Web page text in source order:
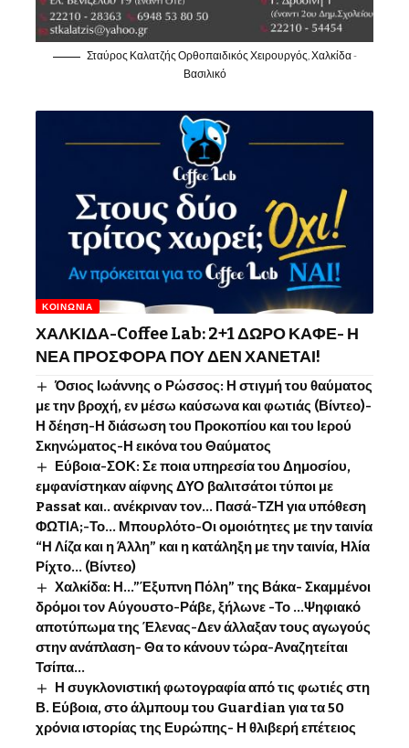
Σταύρος Καλατζής Ορθοπαιδικός Χειρουργός, Χαλκίδα -
Βασιλικό
ΚΟΙΝΩΝΊΑ
ΧΑΛΚΙΔΑ-Coffee Lab: 2+1 ΔΩΡΟ ΚΑΦΕ- Η
ΝΕΑ ΠΡΟΣΦΟΡΑ ΠΟΥ ΔΕΝ ΧΑΝΕΤΑΙ!
Όσιος Ιωάννης o Ρώσσος: Η στιγμή του θαύματος
με την βροχή, εν μέσω καύσωνα και φωτιάς (Βίντεο)-
Η δέηση-Η διάσωση του Προκοπίου και του Ιερού
Σκηνώματος-Η εικόνα του Θαύματος
Εύβοια-ΣΟΚ: Σε ποια υπηρεσία του Δημοσίου,
εμφανίστηκαν αίφνης ΔΥΟ βαλιτσάτοι τύποι με
Passat και.. ανέκριναν τον… Πασά-ΤΖΗ για υπόθεση
ΦΩΤΙΑ;-Το… Μπουρλότο-Οι ομοιότητες με την ταινία
“Η Λίζα και η Άλλη” και η κατάληξη με την ταινία, Ηλία
Ρίχτο… (Βίντεο)
Χαλκίδα: Η…”Έξυπνη Πόλη” της Βάκα- Σκαμμένοι
δρόμοι τον Αύγουστο-Ράβε, ξήλωνε -Το …Ψηφιακό
αποτύπωμα της Έλενας-Δεν άλλαξαν τους αγωγούς
στην ανάπλαση- Θα το κάνουν τώρα-Αναζητείται
Τσίπα…
Η συγκλονιστική φωτογραφία από τις φωτιές στη
Β. Εύβοια, στο άλμπουμ του Guardian για τα 50
χρόνια ιστορίας της Ευρώπης- Η θλιβερή επέτειος